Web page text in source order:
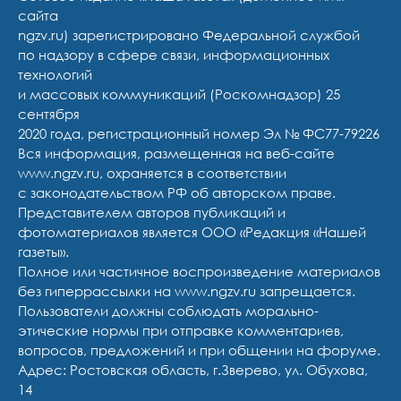
сайта
ngzv.ru) зарегистрировано Федеральной службой
по надзору в сфере связи, информационных
технологий
и массовых коммуникаций (Роскомнадзор) 25
сентября
2020 года, регистрационный номер Эл № ФС77-79226
Вся информация, размещенная на веб-сайте
www.ngzv.ru, охраняется в соответствии
с законодательством РФ об авторском праве.
Представителем авторов публикаций и
фотоматериалов является ООО «Редакция «Нашей
газеты».
Полное или частичное воспроизведение материалов
без гиперрассылки на www.ngzv.ru запрещается.
Пользователи должны соблюдать морально-
этические нормы при отправке комментариев,
вопросов, предложений и при общении на форуме.
Адрес: Ростовская область, г.Зверево, ул. Обухова,
14